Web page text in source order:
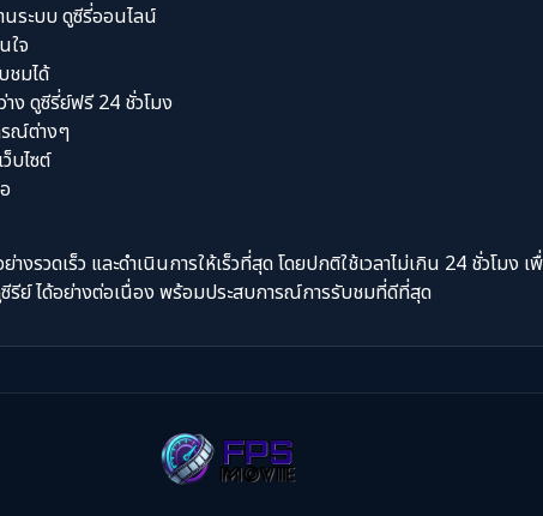
ระบบ ดูซีรี่ออนไลน์
ใจ
ชมได้
ง ดูซีรี่ย์ฟรี 24 ชั่วโมง
ณ์ต่างๆ
บไซต์
งรวดเร็ว และดำเนินการให้เร็วที่สุด โดยปกติใช้เวลาไม่เกิน 24 ชั่วโมง
รีย์ ได้อย่างต่อเนื่อง พร้อมประสบการณ์การรับชมที่ดีที่สุด